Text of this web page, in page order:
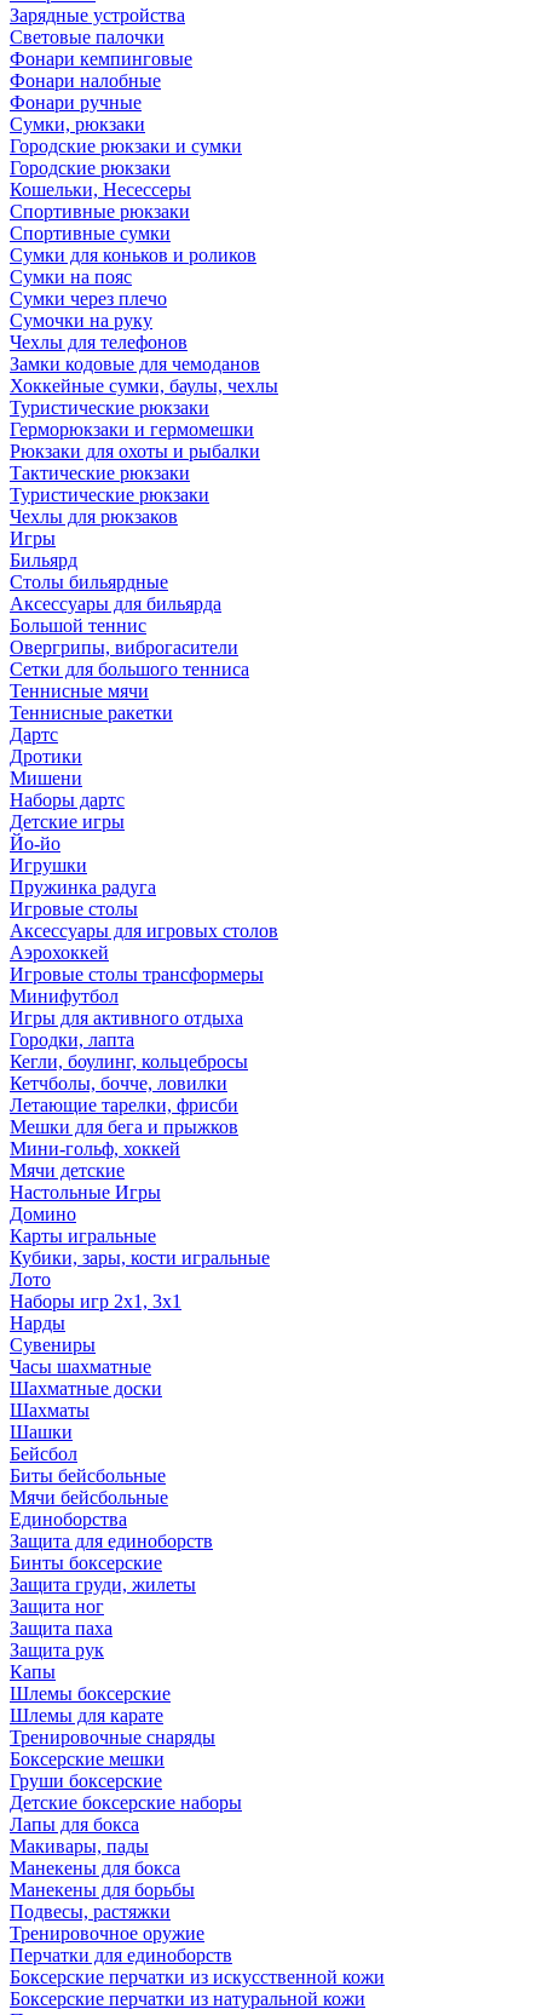
Зарядные устройства
Световые палочки
Фонари кемпинговые
Фонари налобные
Фонари ручные
Сумки, рюкзаки
Городские рюкзаки и сумки
Городские рюкзаки
Кошельки, Несессеры
Спортивные рюкзаки
Спортивные сумки
Сумки для коньков и роликов
Сумки на пояс
Сумки через плечо
Сумочки на руку
Чехлы для телефонов
Замки кодовые для чемоданов
Хоккейные сумки, баулы, чехлы
Туристические рюкзаки
Герморюкзаки и гермомешки
Рюкзаки для охоты и рыбалки
Тактические рюкзаки
Туристические рюкзаки
Чехлы для рюкзаков
Игры
Бильярд
Столы бильярдные
Аксессуары для бильярда
Большой теннис
Овергрипы, виброгасители
Сетки для большого тенниса
Теннисные мячи
Теннисные ракетки
Дартс
Дротики
Мишени
Наборы дартс
Детские игры
Йо-йо
Игрушки
Пружинка радуга
Игровые столы
Аксессуары для игровых столов
Аэрохоккей
Игровые столы трансформеры
Минифутбол
Игры для активного отдыха
Городки, лапта
Кегли, боулинг, кольцебросы
Кетчболы, бочче, ловилки
Летающие тарелки, фрисби
Мешки для бега и прыжков
Мини-гольф, хоккей
Мячи детские
Настольные Игры
Домино
Карты игральные
Кубики, зары, кости игральные
Лото
Наборы игр 2х1, 3х1
Нарды
Сувениры
Часы шахматные
Шахматные доски
Шахматы
Шашки
Бейсбол
Биты бейсбольные
Мячи бейсбольные
Единоборства
Защита для единоборств
Бинты боксерские
Защита груди, жилеты
Защита ног
Защита паха
Защита рук
Капы
Шлемы боксерские
Шлемы для карате
Тренировочные снаряды
Боксерские мешки
Груши боксерские
Детские боксерские наборы
Лапы для бокса
Макивары, пады
Манекены для бокса
Манекены для борьбы
Подвесы, растяжки
Тренировочное оружие
Перчатки для единоборств
Боксерские перчатки из искусственной кожи
Боксерские перчатки из натуральной кожи